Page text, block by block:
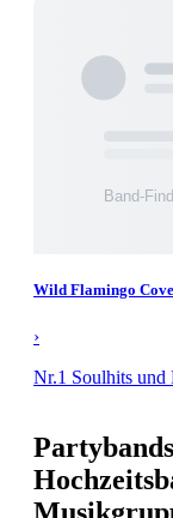
Wild Flamingo
›
Nr.1 Soulhits und